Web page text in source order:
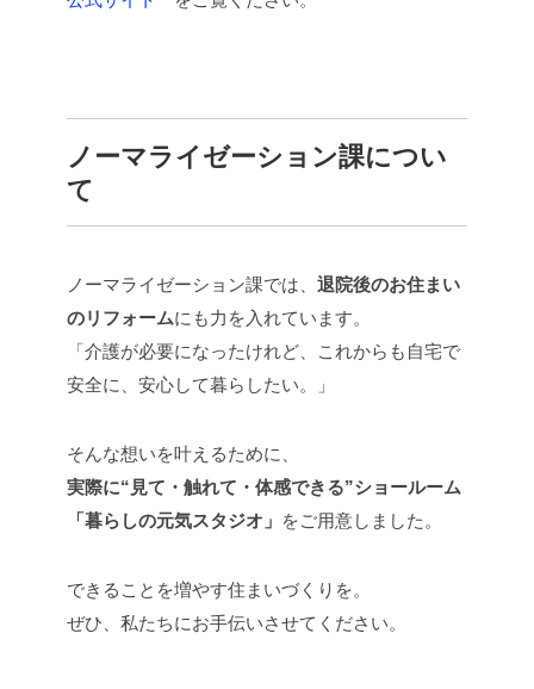
ノーマライゼーション課につい
て
ノーマライゼーション課では、 退院後のお住まい
のリフォームにも力を入れています。
「介護が必要になったけれど、これからも自宅で
安全に、安心して暮らしたい。」
そんな想いを叶えるために、
実際に“見て・触れて・体感できる”ショールーム
「暮らしの元気スタジオ」 をご用意しました。
できることを増やす住まいづくりを。
ぜひ、私たちにお手伝いさせてください。